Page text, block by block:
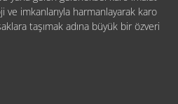
imkanlarıyla harmanlayarak karo
taşımak adına büyük bir özveri